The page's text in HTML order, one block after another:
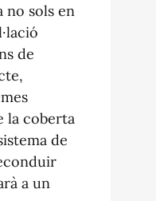
no sols en
de
la coberta
de
a un